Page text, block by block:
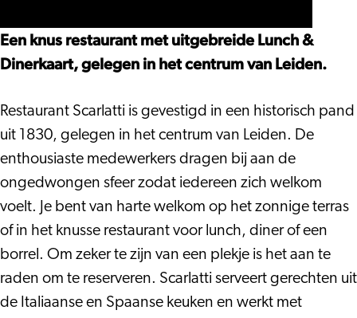
Scarlatti
Scarlatti
Een knus restaurant met uitgebreide Lunch &
Dinerkaart, gelegen in het centrum van Leiden.
Restaurant Scarlatti is gevestigd in een historisch pand
uit 1830, gelegen in het centrum van Leiden. De
enthousiaste medewerkers dragen bij aan de
ongedwongen sfeer zodat iedereen zich welkom
voelt. Je bent van harte welkom op het zonnige terras
of in het knusse restaurant voor lunch, diner of een
borrel. Om zeker te zijn van een plekje is het aan te
raden om te reserveren. Scarlatti serveert gerechten uit
de Italiaanse en Spaanse keuken en werkt met